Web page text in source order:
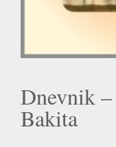
Dnevnik –
Bakita